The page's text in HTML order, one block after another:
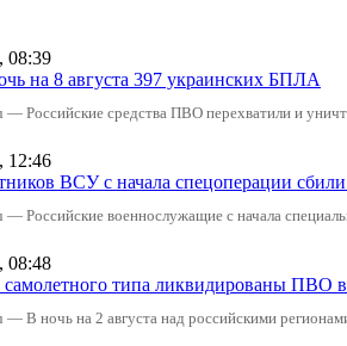
08:39
на 8 августа 397 украинских БПЛА
Российские средства ПВО перехватили и
12:46
ВСУ с начала спецоперации
Российские военнослужащие с начала
08:48
типа ликвидированы ПВО
В ночь на 2 августа над российскими